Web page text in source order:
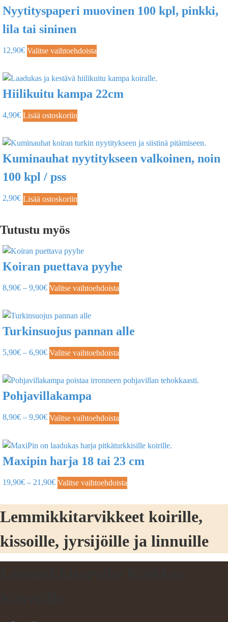
Nyytityspaperi muovinen 100 kpl, pinkki,
lila tai sininen
12,90€ Valitse vaihtoehdoista
Hiilikuitu kampa 22cm
4,90€ Lisää ostoskoriin
Kuminauhat nyytitykseen valkoinen, noin
100 kpl / pss
2,90€ Lisää ostoskoriin
Tutustu myös
Koiran puettava pyyhe
8,90€ – 9,90€ Valitse vaihtoehdoista
Turkinsuojus pannan alle
5,90€ – 6,90€ Valitse vaihtoehdoista
Pohjavillakampa
8,90€ – 9,90€ Valitse vaihtoehdoista
Maxipin harja 18 tai 23 cm
19,90€ – 21,90€ Valitse vaihtoehdoista
Lemmikkitarvikkeet koirille,
kissoille, jyrsijöille ja linnuille